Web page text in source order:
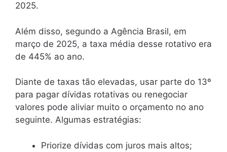
2025.
Além disso, segundo a Agência Brasil, em
março de 2025, a taxa média desse rotativo era
de 445% ao ano.
Diante de taxas tão elevadas, usar parte do 13º
para pagar dívidas rotativas ou renegociar
valores pode aliviar muito o orçamento no ano
seguinte. Algumas estratégias:
Priorize dívidas com juros mais altos;